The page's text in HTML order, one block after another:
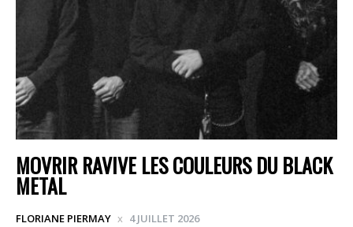
MOVRIR RAVIVE LES COULEURS DU BLACK
METAL
FLORIANE PIERMAY 4 JUILLET 2026